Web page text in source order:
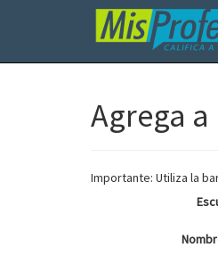
Agrega
Importante: Utiliza la